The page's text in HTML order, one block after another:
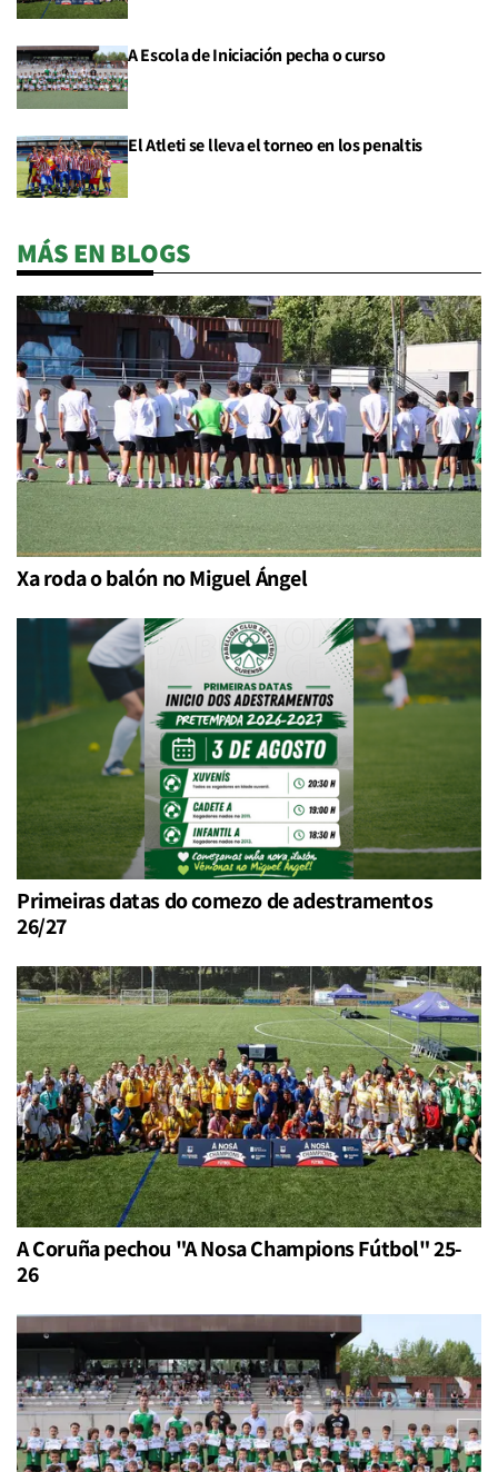
A Escola de Iniciación pecha o curso
El Atleti se lleva el torneo en los penaltis
MÁS EN BLOGS
Xa roda o balón no Miguel Ángel
Primeiras datas do comezo de adestramentos
26/27
A Coruña pechou "A Nosa Champions Fútbol" 25-
26